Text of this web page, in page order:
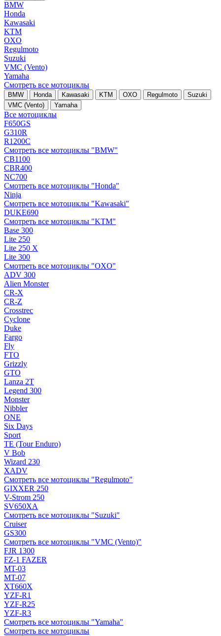
BMW
Honda
Kawasaki
KTM
OXO
Regulmoto
Suzuki
VMC (Vento)
Yamaha
Смотреть все мотоциклы
BMW Honda Kawasaki KTM OXO Regulmoto
Suzuki
VMC (Vento)
Yamaha
Все мотоциклы
F650GS
G310R
R1200C
Смотреть все мотоциклы "BMW"
CB1100
CBR400
NC700
Смотреть все мотоциклы "Honda"
Ninja
Смотреть все мотоциклы "Kawasaki"
DUKE690
Смотреть все мотоциклы "KTM"
Base 300
Lite 250
Lite 250 X
Lite 300
Смотреть все мотоциклы "OXO"
ADV 300
Alien Monster
CR-X
CR-Z
Crosstrec
Cyclone
Duke
Fargo
Fly
FTO
Grizzly
GTO
Lanza 2T
Legend 300
Monster
Nibbler
ONE
Six Days
Sport
TE (Tour Enduro)
V Bob
Wizard 230
XADV
Смотреть все мотоциклы "Regulmoto"
GIXXER 250
V-Strom 250
SV650XA
Смотреть все мотоциклы "Suzuki"
Cruiser
GS300
Смотреть все мотоциклы "VMC (Vento)"
FJR 1300
FZ-1 FAZER
MT-03
MT-07
XT660X
YZF-R1
YZF-R25
YZF-R3
Смотреть все мотоциклы "Yamaha"
Смотреть все мотоциклы